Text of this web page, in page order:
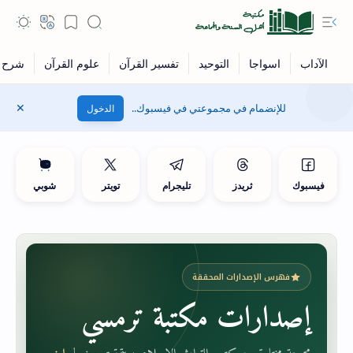
للإنضمام في مجموعتي في فيسبوك.. الدخول
فيسبوك ثريدز تليجرام تويتر شوبي
فهرس الإصدارات المحققة
إصدارات مكتبة ترمسي